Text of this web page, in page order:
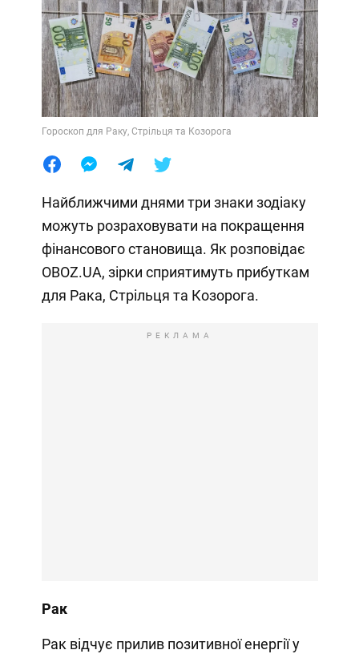
Гороскоп для Раку, Стрільця та Козорога
Найближчими днями три знаки зодіаку
можуть розраховувати на покращення
фінансового становища. Як розповідає
OBOZ.UA, зірки сприятимуть прибуткам
для Рака, Стрільця та Козорога.
РЕКЛАМА
Рак
Рак відчує прилив позитивної енергії у